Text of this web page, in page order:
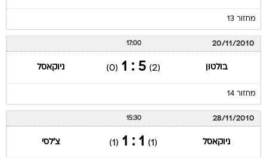
מחזור 13
20/11/2010
17:00
בולטון (2)
5 : 1
(0) ניוקאסל
מחזור 14
28/11/2010
15:30
ניוקאסל (1)
1 : 1
(1) צ'לסי